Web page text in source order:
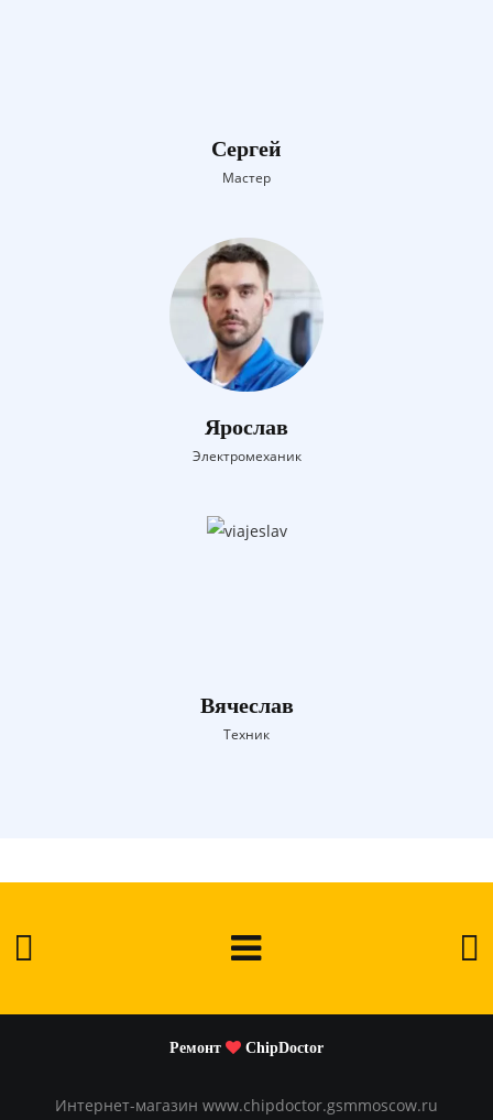
Сергей
Мастер
Ярослав
Электромеханик
Вячеслав
Техник
Ремонт ChipDoctor
Интернет-магазин www.chipdoctor.gsmmoscow.ru